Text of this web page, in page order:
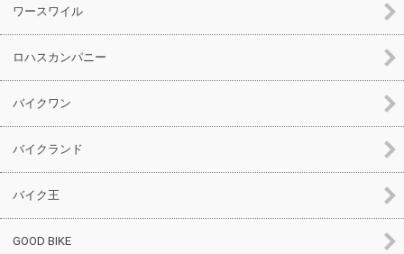
ワースワイル
ロハスカンパニー
バイクワン
バイクランド
バイク王
GOOD BIKE